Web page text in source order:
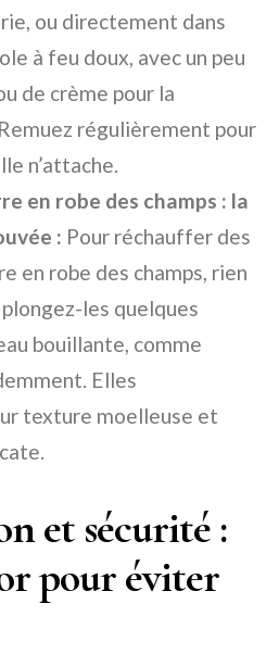
ou directement dans
à feu doux, avec un peu
de crème pour la
régulièrement pour
n’attache.
en robe des champs : la
: Pour réchauffer des
en robe des champs, rien
les quelques
bouillante, comme
Elles
texture moelleuse et
et sécurité :
pour éviter